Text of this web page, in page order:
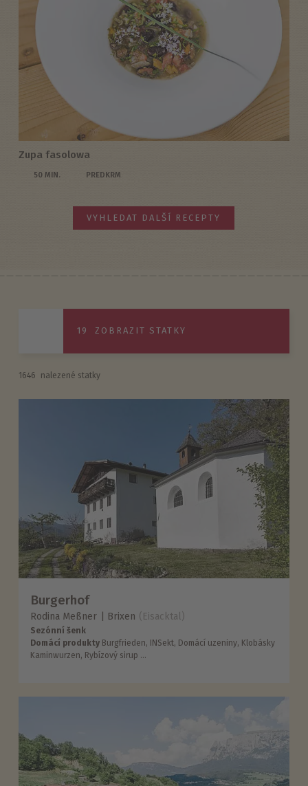
Zupa fasolowa
50 MIN. PREDKRM
VYHLEDAT DALŠÍ RECEPTY
19 ZOBRAZIT STATKY
1646 nalezené statky
Burgerhof
Rodina Meßner Brixen (Eisacktal)
Sezónní šenk
Domácí produkty Burgfrieden, INSekt, Domácí uzeniny, Klobásky
Kaminwurzen, Rybízový sirup ...